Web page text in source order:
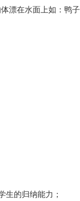
漂在水面上如：鸭子
生的归纳能力；